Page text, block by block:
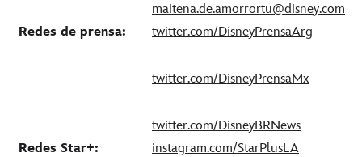
maitena.de.amorrortu@disney.com
Redes de prensa:
twitter.com/DisneyPrensaArg
twitter.com/DisneyPrensaMx
twitter.com/DisneyBRNews
Redes Star+:
instagram.com/StarPlusLA